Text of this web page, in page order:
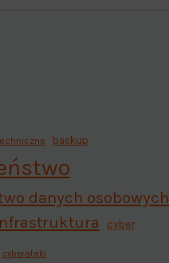
backup
danych osobowych
cyber
cyberataki